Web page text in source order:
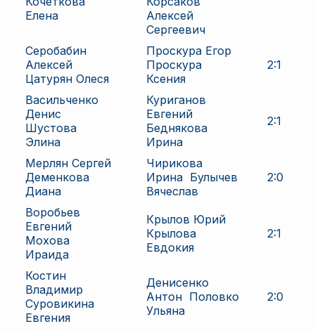
Елена
Алексей
Сергеевич
Серобабин
Алексей
Цатурян Олеся
Проскура Егор
Проскура
Ксения
2:1
Васильченко
Денис
Шустова
Элина
Куриганов
Евгений
Беднякова
Ирина
2:1
Мерлян Сергей
Деменкова
Диана
Чирикова
Ирина Булычев
Вячеслав
2:0
Воробьев
Евгений
Мохова
Ираида
Крылов Юрий
Крылова
Евдокия
2:1
Костин
Владимир
Суровикина
Евгения
Денисенко
Антон Половко
Ульяна
2:0